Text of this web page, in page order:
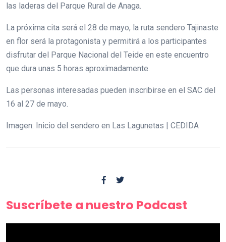
las laderas del Parque Rural de Anaga.
La próxima cita será el 28 de mayo, la ruta sendero Tajinaste
en flor será la protagonista y permitirá a los participantes
disfrutar del Parque Nacional del Teide en este encuentro
que dura unas 5 horas aproximadamente.
Las personas interesadas pueden inscribirse en el SAC del
16 al 27 de mayo.
Imagen: Inicio del sendero en Las Lagunetas | CEDIDA
Suscríbete a nuestro Podcast